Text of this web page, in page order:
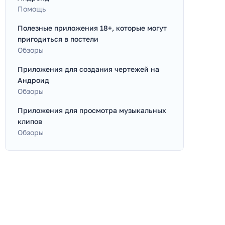
Помощь
Полезные приложения 18+, которые могут
пригодиться в постели
Обзоры
Приложения для создания чертежей на
Андроид
Обзоры
Приложения для просмотра музыкальных
клипов
Обзоры